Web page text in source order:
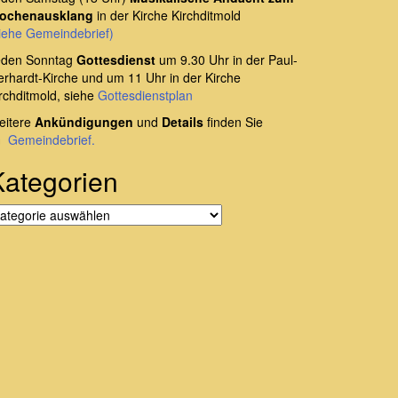
in der Kirche Kirchditmold
Gemeindebrief)
Sonntag Gottesdienst um 9.30 Uhr in der Paul-
Kirche und um 11 Uhr in der Kirche
siehe Gottesdienstplan
Ankündigungen und Details finden Sie
Gemeindebrief.